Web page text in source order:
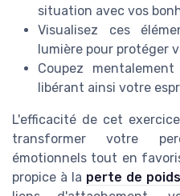
situation avec vos
Visualisez ces
lumière pour protéger
Coupez
libérant ainsi votre
L'efficacité de cet
transformer votre
émotionnels tout en
propice à la perte de poids